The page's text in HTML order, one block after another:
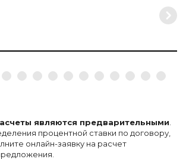
являются предварительными
процентной ставки по договору,
онлайн-заявку на расчет